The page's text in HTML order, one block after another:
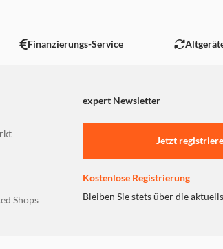
Finanzierungs-Service
expert Newsletter
Shops
Jetzt
Kostenlose Registrierung
Bleiben Sie stets über die